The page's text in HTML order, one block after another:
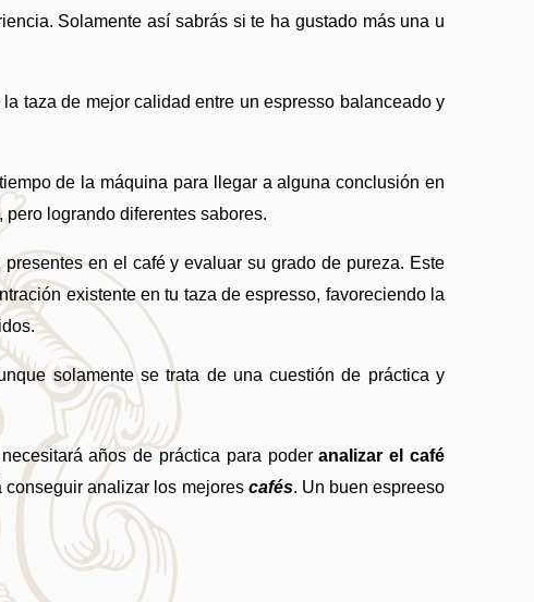
Solamente así sabrás si te ha gustado más una u
taza de mejor calidad entre un espresso balanceado y
de la máquina para llegar a alguna conclusión en
logrando diferentes sabores.
en el café y evaluar su grado de pureza. Este
existente en tu taza de espresso, favoreciendo la
solamente se trata de una cuestión de práctica y
años de práctica para poder analizar el café
conseguir analizar los mejores cafés. Un buen espreeso